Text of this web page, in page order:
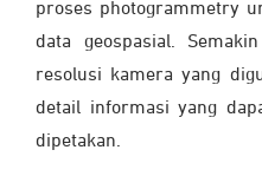
proses photogrammetry
data geospasial.
resolusi kamera yang
detail informasi yang
dipetakan.